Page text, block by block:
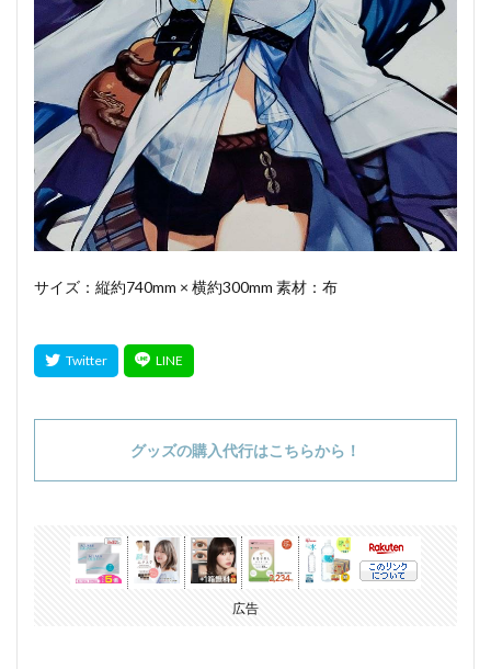
サイズ：縦約740mm × 横約300mm 素材：布
グッズの購入代行はこちらから！
広告